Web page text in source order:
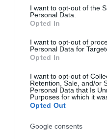
consent section.
I want to opt-out of the
Personal Data.
Opted In
I want to opt-out of
Personal Data for
Opted In
I want to opt-out of
Retention, Sale, and/or
Personal Data that Is
Purposes for which it
Opted Out
Google consents
τον μοναδικό Γιώργο
Απαράδεκτη εμπειρία στη
Η ΥΔΡΟΦΟΡΑ ΤΟΥ
ΕΠΑΡΧΕΙΟΥ! ΟΙ
ΠΑΡΑΜΕΝΟΥΝ…
ΣΗΜΑΝΤΙΚΟ ΑΡΧΑΙΟ